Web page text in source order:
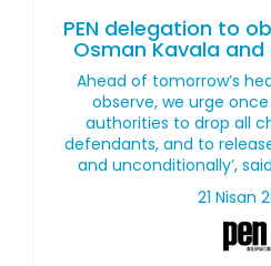
PEN delegation to
Osman Kavala
Ahead of tomorrow’s
observe, we urge
authorities to drop all
defendants, and to
and unconditionally’,
21 Nisan